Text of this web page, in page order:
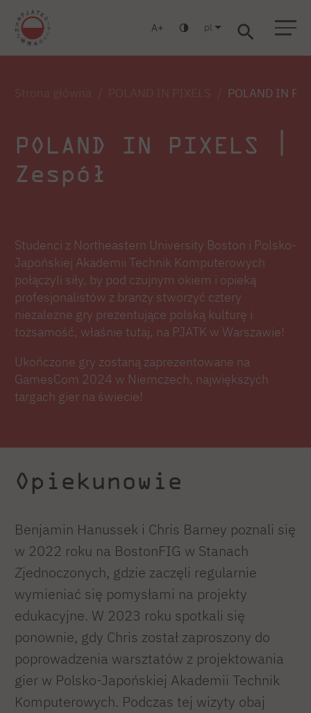
Warszawa Gdańsk Liceum Studia podyplomowe Studia MBA
A pl
POLAND IN
POLAND IN PIXELS |
Zespół
Studenci z Northeastern University Boston i Polsko-
Japońskiej Akademii Technik Komputerowych
połączyli siły, by pod czujnym okiem i opieką
profesjonalistów z branży stworzyć cztery
niezależne gry prezentujące polską kulturę i
tożsamość, właśnie tutaj, na PJATK w Warszawie!
Ukończone gry zostaną zaprezentowane na
GamesCom 2024 w Niemczech, największych
targach gier na świecie!
Opiekunowie
Benjamin Hanussek i Chris Barney poznali się
w 2022 roku na BostonFIG w Stanach
Zjednoczonych, gdzie zaczęli regularnie
wymieniać się pomysłami na projekty
edukacyjne. W 2023 roku spotkali się
ponownie, gdy Chris został zaproszony do
poprowadzenia warsztatów z projektowania
gier w Polsko-Japońskiej Akademii Technik
Komputerowych. Podczas tej wizyty obaj